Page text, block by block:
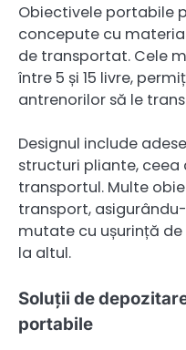
Obiectivele portabile
concepute cu
de transportat. Cele
între 5 și 15 livre,
antrenorilor să le
Designul include
structuri pliante,
transportul. Multe
transport,
mutate cu ușurință
la altul.
Soluții de
portabile